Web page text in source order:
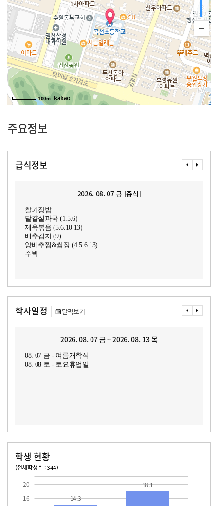
100m
주요정보
급식정보
2026. 08. 07 금 [중식]
찰기장밥
달걀실파국 (1.5.6)
제육볶음 (5.6.10.13)
배추김치 (9)
양배추찜&쌈장 (4.5.6.13)
수박
학사일정 달력보기
2026. 08. 07 금 ~ 2026. 08. 13 목
08. 07 금 - 여름개학식
08. 08 토 - 토요휴업일
학생 현황
(전체학생수 : 344)
16
20
14.3
18.1